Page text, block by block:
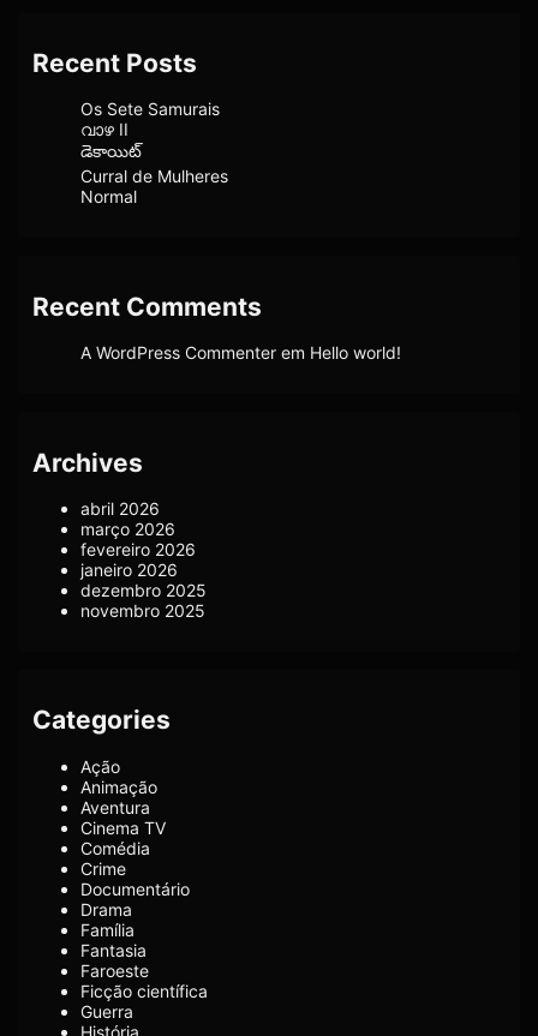
Recent Posts
Os Sete Samurais
വാഴ II
డెకాయిట్
Curral de Mulheres
Normal
Recent Comments
A WordPress Commenter em Hello world!
Archives
abril 2026
março 2026
fevereiro 2026
janeiro 2026
dezembro 2025
novembro 2025
Categories
Ação
Animação
Aventura
Cinema TV
Comédia
Crime
Documentário
Drama
Família
Fantasia
Faroeste
Ficção científica
Guerra
História